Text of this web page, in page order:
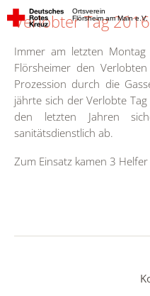
Ortsverein
Flörsheim am Main e.V.
Verlobter Tag 2016
Immer am letzten
Flörsheimer den
Prozession durch die
jährte sich der Verlobte
den letzten Jahren
sanitätsdienstlich ab.
Zum Einsatz kamen 3